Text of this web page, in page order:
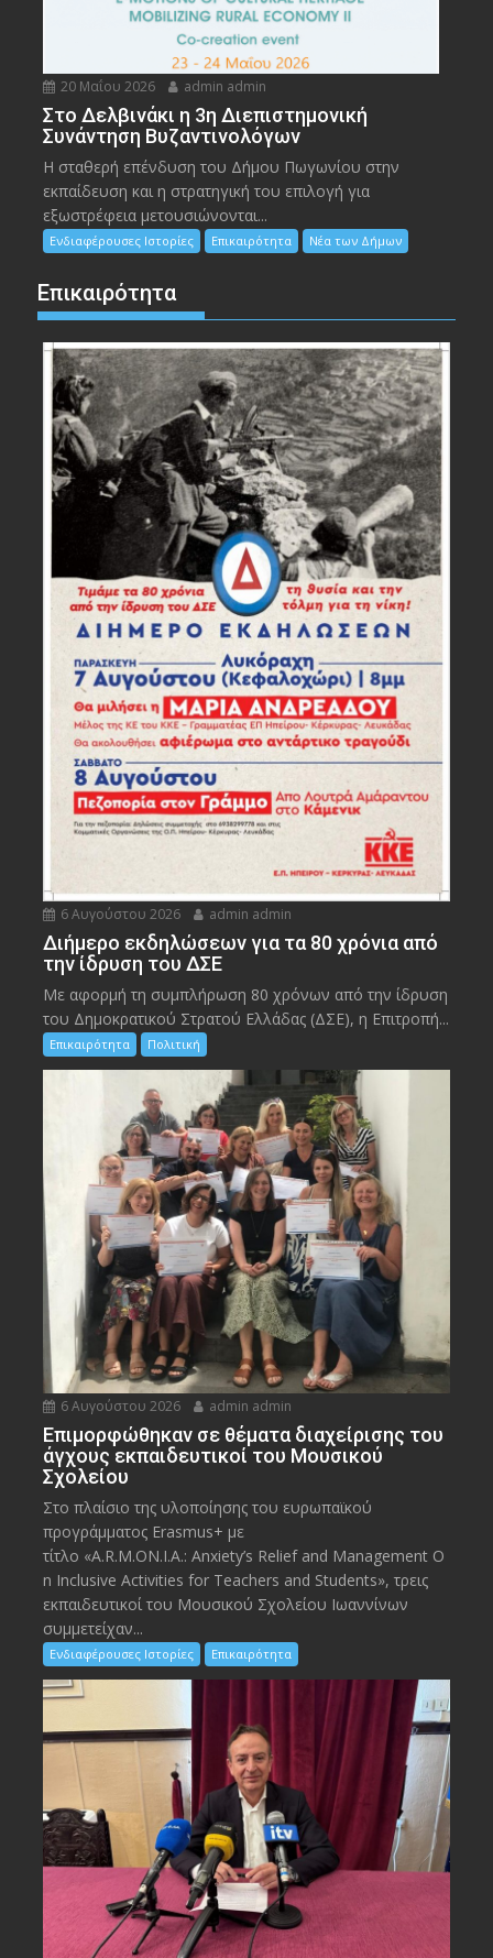
20 Μαΐου 2026 admin admin
Στο Δελβινάκι η 3η Διεπιστημονική
Συνάντηση Βυζαντινολόγων
Η σταθερή επένδυση του Δήμου Πωγωνίου στην
εκπαίδευση και η στρατηγική του επιλογή για
εξωστρέφεια μετουσιώνονται...
Ενδιαφέρουσες Ιστορίες Επικαιρότητα Νέα των Δήμων
Επικαιρότητα
6 Αυγούστου 2026 admin admin
Διήμερο εκδηλώσεων για τα 80 χρόνια από
την ίδρυση του ΔΣΕ
Με αφορμή τη συμπλήρωση 80 χρόνων από την ίδρυση
του Δημοκρατικού Στρατού Ελλάδας (ΔΣΕ), η Επιτροπή...
Επικαιρότητα Πολιτική
6 Αυγούστου 2026 admin admin
Eπιμορφώθηκαν σε θέματα διαχείρισης του
άγχους εκπαιδευτικοί του Μουσικού
Σχολείου
Στο πλαίσιο της υλοποίησης του ευρωπαϊκού
προγράμματος Erasmus+ με
τίτλο «A.R.M.ON.I.A.: Anxiety’s Relief and Management O
n Inclusive Activities for Teachers and Students», τρεις
εκπαιδευτικοί του Μουσικού Σχολείου Ιωαννίνων
συμμετείχαν...
Ενδιαφέρουσες Ιστορίες Επικαιρότητα